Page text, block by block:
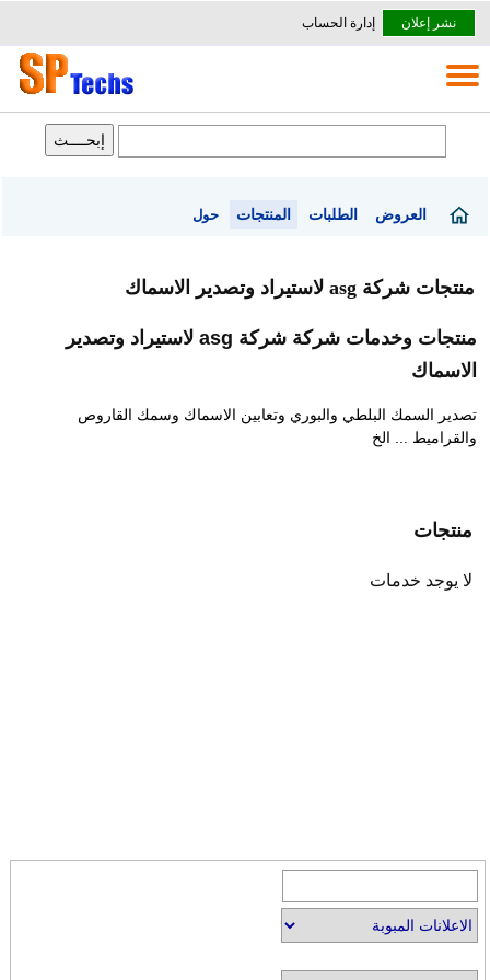
نشر إعلان إدارة الحساب
العروض الطلبات المنتجات حول
منتجات شركة asg لاستيراد وتصدير الاسماك
منتجات وخدمات شركة شركة asg لاستيراد وتصدير
الاسماك
تصدير السمك البلطي والبوري وتعابين الاسماك وسمك القاروص
والقراميط ... الخ
منتجات
لا يوجد خدمات